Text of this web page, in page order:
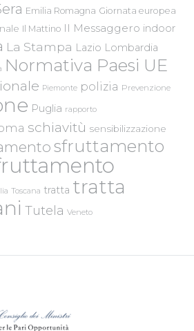
Emilia Romagna Giornata europea
Il Mattino Il Messaggero indoor
La Stampa Lazio Lombardia
Normativa Paesi UE
Piemonte polizia Prevenzione
Puglia rapporto
schiavitù sensibilizzazione
sfruttamento
Toscana tratta tratta
Tutela Veneto